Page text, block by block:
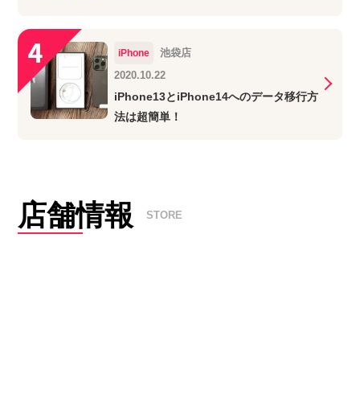
iPhone
池袋店
2020.10.22
iPhone13とiPhone14へのデータ移行方
法は超簡単！
店舗情報 STORE